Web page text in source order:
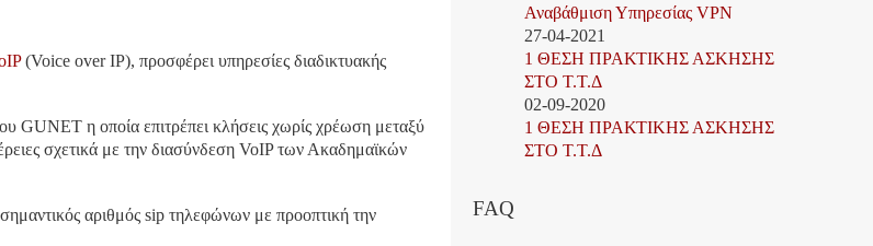
(Voice over IP), προσφέρει υπηρεσίες διαδικτυακής
GUNET η οποία επιτρέπει κλήσεις χωρίς χρέωση μεταξύ
σχετικά με την διασύνδεση VoIP των Ακαδημαϊκών
αριθμός sip τηλεφώνων με προοπτική την
Αναβάθμιση Υπηρεσίας VPN
27-04-2021
1 ΘΕΣΗ ΠΡΑΚΤΙΚΗΣ ΑΣΚΗΣΗΣ
ΣΤΟ Τ.Τ.Δ
02-09-2020
1 ΘΕΣΗ ΠΡΑΚΤΙΚΗΣ ΑΣΚΗΣΗΣ
ΣΤΟ Τ.Τ.Δ
FAQ